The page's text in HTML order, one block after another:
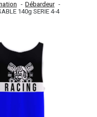
Débardeur
140g SERIE 4-4